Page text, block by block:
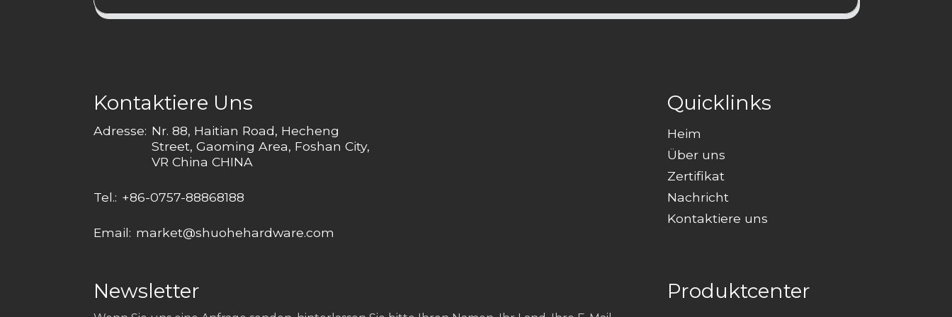
Kontaktiere Uns
Adresse: Nr. 88, Haitian Road, Hecheng
Street, Gaoming Area, Foshan City,
VR China CHINA
Tel.: +86-0757-88868188
Email: market@shuohehardware.com
Quicklinks
Heim
Über uns
Zertifikat
Nachricht
Kontaktiere uns
Newsletter Produktcenter